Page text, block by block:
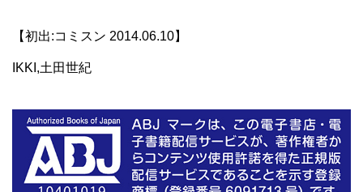
【初出:コミスン 2014.06.10】
IKKI,土田世紀